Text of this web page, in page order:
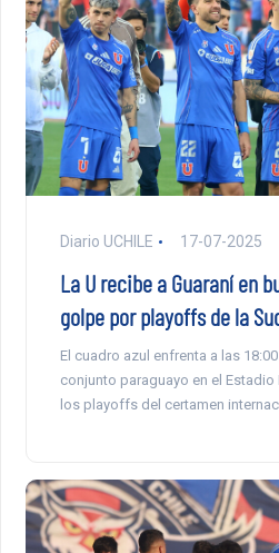
Diario UCHILE 17-07-2025
La U recibe a Guaraní en
golpe por playoffs de la
El cuadro azul enfrenta a las
conjunto paraguayo en el
los playoffs del certamen